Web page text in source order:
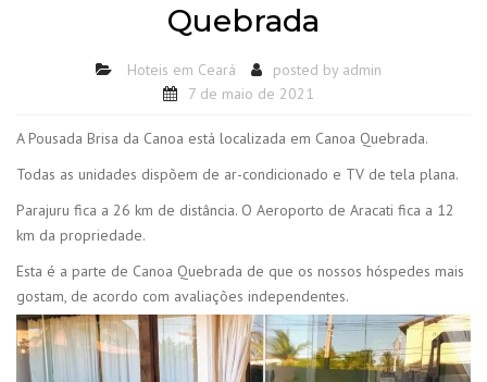
Quebrada
Hoteis em Ceará posted by admin
7 de maio de 2021
A Pousada Brisa da Canoa está localizada em Canoa Quebrada.
Todas as unidades dispõem de ar-condicionado e TV de tela plana.
Parajuru fica a 26 km de distância. O Aeroporto de Aracati fica a 12
km da propriedade.
Esta é a parte de Canoa Quebrada de que os nossos hóspedes mais
gostam, de acordo com avaliações independentes.